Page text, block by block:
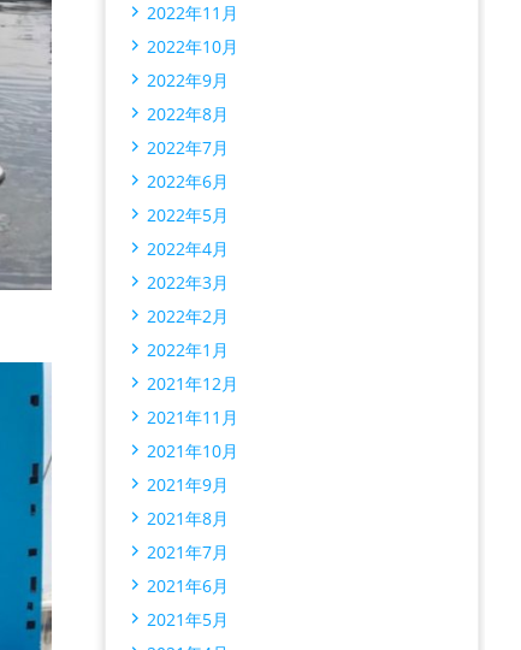
2022年11月
2022年10月
2022年9月
2022年8月
2022年7月
2022年6月
2022年5月
2022年4月
2022年3月
2022年2月
2022年1月
2021年12月
2021年11月
2021年10月
2021年9月
2021年8月
2021年7月
2021年6月
2021年5月